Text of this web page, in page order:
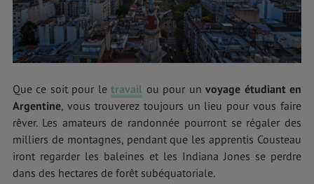
Que ce soit pour letravail ou pour unvoyage étudiant en
Argentine, vous trouverez toujours un lieu pour vous faire
rêver. Les amateurs de randonnée pourront se régaler des
milliers de montagnes, pendant que les apprentis Cousteau
iront regarder les baleines et les Indiana Jones se perdre
dans des hectares de forêt subéquatoriale.